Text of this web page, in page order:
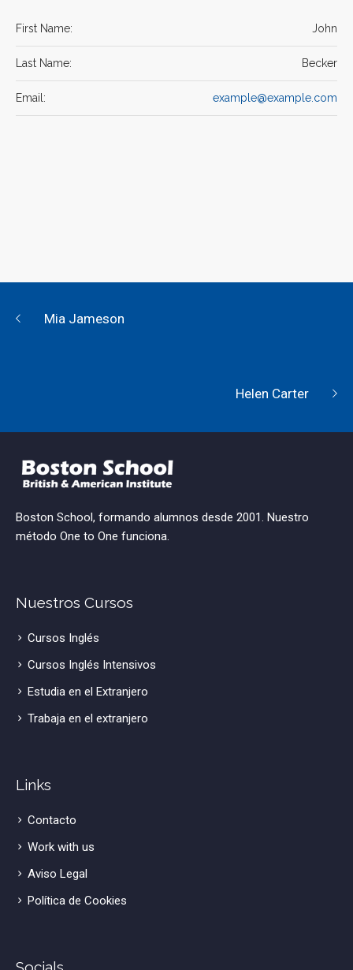
First Name: John
Last Name: Becker
Email: example@example.com
Mia Jameson
Helen Carter
Boston School, formando alumnos desde 2001. Nuestro
método One to One funciona.
Nuestros Cursos
Cursos Inglés
Cursos Inglés Intensivos
Estudia en el Extranjero
Trabaja en el extranjero
Links
Contacto
Work with us
Aviso Legal
Política de Cookies